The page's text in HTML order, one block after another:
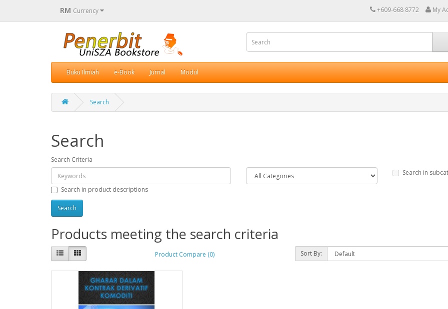
RM Currency +609-668 8772 My
Buku Ilmiah e-Book Jurnal Modul
Search
Search
Search Criteria
Search in
Search in product descriptions
Products meeting the search criteria
Product Compare (0) Sort By: